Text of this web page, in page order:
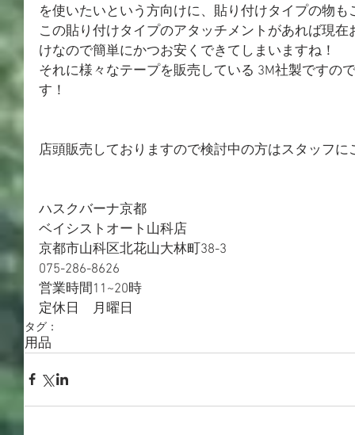
を使いたいという方向けに、貼り付けタイプの物
この貼り付けタイプのアタッチメントがあれば現
けなので簡単にかつお安くできてしまいますね！
それに様々なテープを販売している 3M社製ですの
す！
店頭販売しておりますので検討中の方はスタッフに
ハスクバーナ京都
ベイシストオート山科店
京都市山科区北花山大林町38-3
075-286-8626
営業時間11~20時
定休日　月曜日
タグ：
用品